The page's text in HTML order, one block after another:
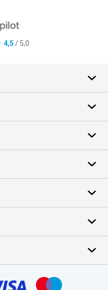
4,5 / 5,0